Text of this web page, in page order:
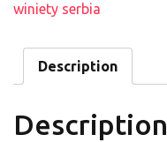
winiety serbia
Description
Description